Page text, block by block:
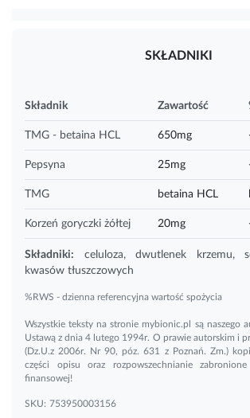
SKŁADNIKI
Składnik Zawartość
TMG - betaina HCL 650mg
Pepsyna 25mg
TMG betaina HCL
Korzeń goryczki żółtej 20mg
Składniki: celuloza, dwutlenek krzemu,
kwasów tłuszczowych
%RWS - dzienna referencyjna wartość spożycia
Wszystkie teksty na stronie mybionic.pl są naszego
Ustawą z dnia 4 lutego 1994r. O prawie autorskim i
(Dz.U.z 2006r. Nr 90, póz. 631 z Poznań. Zm.)
części opisu oraz rozpowszechnianie
finansowej!
SKU: 753950003156